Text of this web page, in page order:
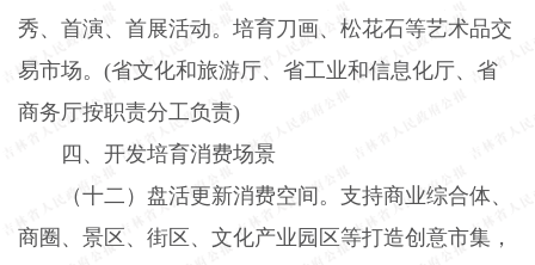
秀、首演、首展活动。培育刀画、松花石等艺术品交
易市场。 (省文化和旅游厅、省工业和信息化厅、省
商务厅按职责分工负责)
四、开发培育消费场景
（十二）盘活更新消费空间。 支持商业综合体、
商圈、景区、街区、文化产业园区等打造创意市集，